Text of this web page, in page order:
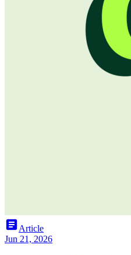
articleArticle
Jun 21, 2026